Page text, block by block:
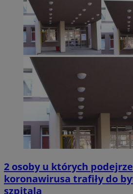
2 osoby u których
koronawirusa trafiły do
szpitala